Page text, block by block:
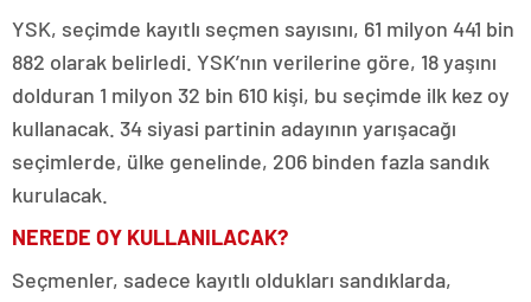
YSK, seçimde kayıtlı seçmen sayısını, 61 milyon 441 bin
882 olarak belirledi. YSK’nın verilerine göre, 18 yaşını
dolduran 1 milyon 32 bin 610 kişi, bu seçimde ilk kez oy
kullanacak. 34 siyasi partinin adayının yarışacağı
seçimlerde, ülke genelinde, 206 binden fazla sandık
kurulacak.
NEREDE OY KULLANILACAK?
Seçmenler, sadece kayıtlı oldukları sandıklarda,